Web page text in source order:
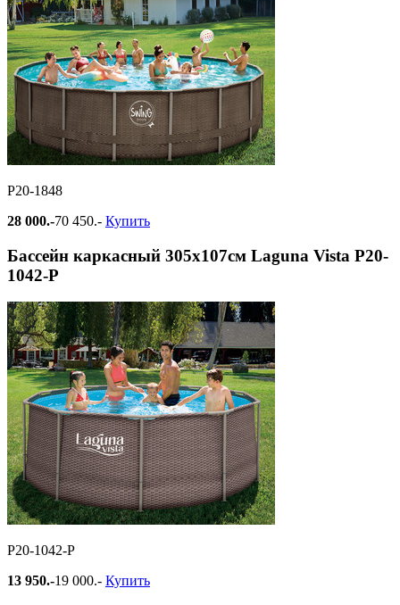
Р20-1848
28 000.-70 450.- Купить
Бассейн каркасный 305х107см Laguna Vista Р20-
1042-Р
Р20-1042-Р
13 950.-19 000.- Купить